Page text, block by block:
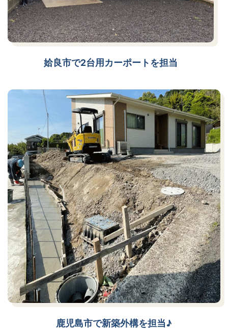
姶良市で2台用カーポートを担当
鹿児島市で新築外構を担当♪